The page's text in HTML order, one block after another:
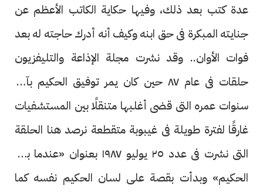
عدة كتب بعد ذلك، وفيها حكاية الكاتب الأعظم عن
جنايته المبكرة فى حق ابنه وكيف أنه أدرك حاجته له بعد
فوات الأوان.. وقد نشرت مجلة الإذاعة والتليفزيون
حلقات فى عام ٨٧ حين كان يمر توفيق الحكيم بآخر
سنوات عمره التى قضى أغلبها متنقلًا بين المستشفيات
غارقًا لفترة طويلة فى غيبوبة متقطعة نرصد هنا الحلقة
التى نشرت فى عدد ٢٥ يوليو ١٩٨٧ بعنوان «عندما بكى
الحكيم» وبدأت بقصة على لسان الحكيم نفسه كما